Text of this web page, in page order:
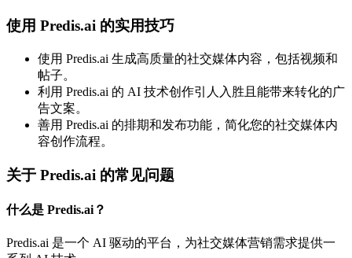
使用 Predis.ai 的实用技巧
使用 Predis.ai 生成高质量的社交媒体内容，包括视频和
帖子。
利用 Predis.ai 的 AI 技术创作引人入胜且能带来转化的广
告文案。
善用 Predis.ai 的排期和发布功能，简化您的社交媒体内
容创作流程。
关于 Predis.ai 的常见问题
什么是 Predis.ai？
Predis.ai 是一个 AI 驱动的平台，为社交媒体营销需求提供一